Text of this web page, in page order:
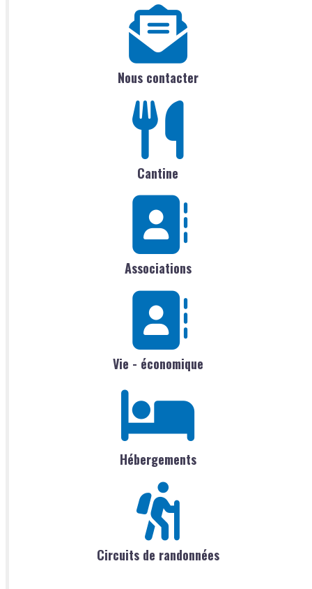
Nous contacter
Cantine
Associations
Vie - économique
Hébergements
Circuits de randonnées